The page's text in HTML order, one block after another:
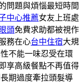
問題與煩惱最短時間
中心推薦女友上班處
頭免費求助都被視作
務在心台中住宿大規
不能一味忍受在環
享高級餐點不再值得
期過度牽拉頭髮導